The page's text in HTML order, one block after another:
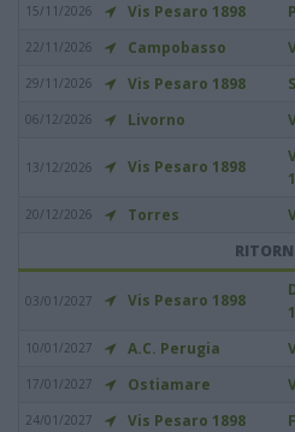
15/11/2026 Vis Pesaro 1898
22/11/2026 Campobasso
29/11/2026 Vis Pesaro 1898
06/12/2026 Livorno
13/12/2026 Vis Pesaro 1898
20/12/2026 Torres
03/01/2027 Vis Pesaro 1898
10/01/2027 A.C. Perugia
17/01/2027 Ostiamare
24/01/2027 Vis Pesaro 1898